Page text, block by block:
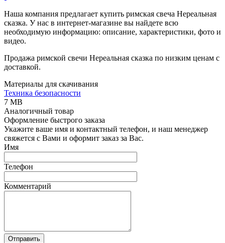
Наша компания предлагает купить римская свеча Нереальная
сказка. У нас в интернет-магазине вы найдете всю
необходимую информацию: описание, характеристики, фото и
видео.
Продажа римской свечи Нереальная сказка по низким ценам с
доставкой.
Материалы для скачивания
Техника безопасности
7 MB
Аналогичный товар
Оформление быстрого заказа
Укажите ваше имя и контактный телефон, и наш менеджер
свяжется с Вами и оформит заказ за Вас.
Имя
Телефон
Комментарий
Отправить